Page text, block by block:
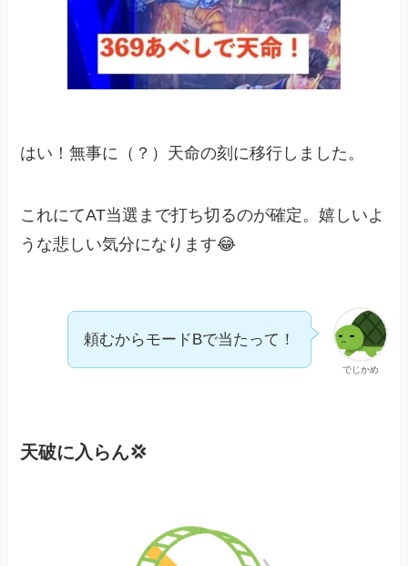
はい！無事に（？）天命の刻に移行しました。
これにてAT当選まで打ち切るのが確定。嬉しいよ
うな悲しい気分になります😂
でじかめ
頼むからモードBで当たって！
天破に入らん💢